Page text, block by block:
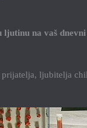
na vaš dnevni
ljubitelja